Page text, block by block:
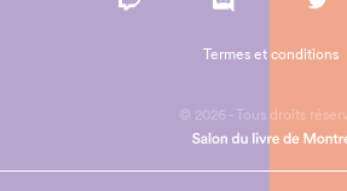
© 2026 - Tous droits
Termes et conditions